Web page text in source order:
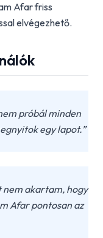
Afar friss
elvégezhető.
próbál minden
egy lapot.”
akartam, hogy
Afar pontosan az